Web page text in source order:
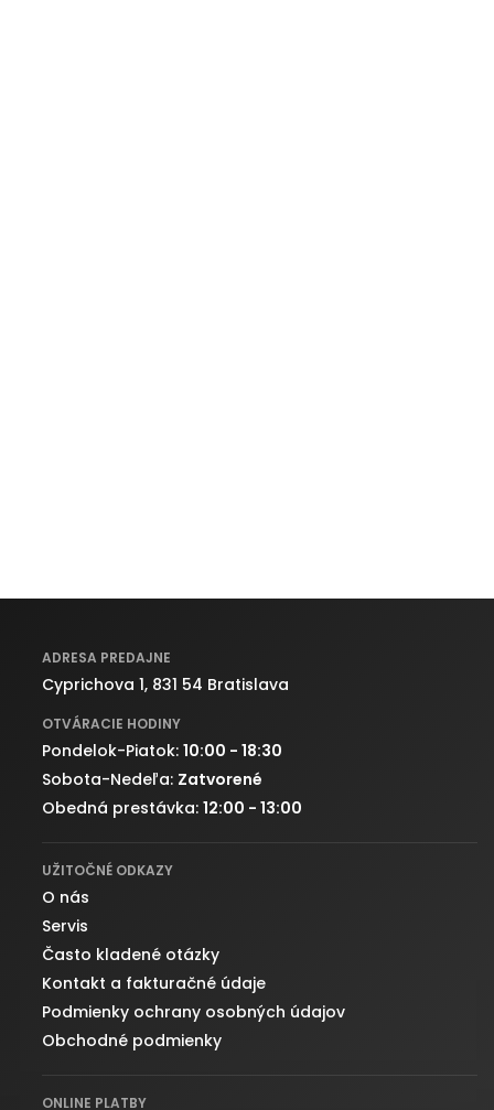
ADRESA PREDAJNE
Cyprichova 1, 831 54 Bratislava
OTVÁRACIE HODINY
Pondelok-Piatok: 10:00 - 18:30
Sobota-Nedeľa: Zatvorené
Obedná prestávka: 12:00 - 13:00
UŽITOČNÉ ODKAZY
O nás
Servis
Často kladené otázky
Kontakt a fakturačné údaje
Podmienky ochrany osobných údajov
Obchodné podmienky
ONLINE PLATBY